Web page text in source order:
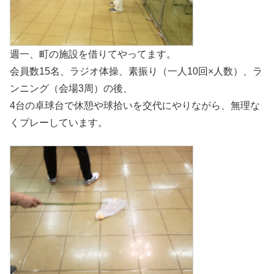
週一、町の施設を借りてやってます。
会員数15名、ラジオ体操、素振り（一人10回×人数）、ラ
ンニング（会場3周）の後、
4台の卓球台で休憩や球拾いを交代にやりながら、無理な
くプレーしています。